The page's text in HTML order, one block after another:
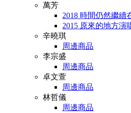
萬芳
2018 時間仍然繼續
2015 原來的地方演
辛曉琪
周邊商品
李宗盛
周邊商品
卓文萱
周邊商品
林哲儀
周邊商品